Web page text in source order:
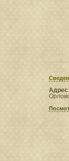
Адрес